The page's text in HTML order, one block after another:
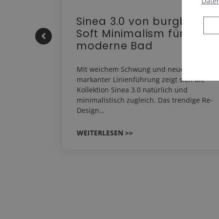
Sinea 3.0 von burgbad:
Soft Minimalism für das
moderne Bad
Mit weichem Schwung und neuer,
markanter Linienführung zeigt sich die
Kollektion Sinea 3.0 natürlich und
minimalistisch zugleich. Das trendige Re-
Design…
WEITERLESEN >>